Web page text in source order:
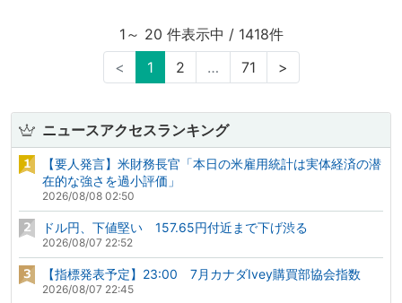
1～ 20 件表示中 / 1418件
<
1 2 … 71 >
ニュースアクセスランキング
【要人発言】米財務長官「本日の米雇用統計は実体経済の潜
在的な強さを過小評価」
2026/08/08 02:50
ドル円、下値堅い 157.65円付近まで下げ渋る
2026/08/07 22:52
【指標発表予定】23:00 7月カナダIvey購買部協会指数
2026/08/07 22:45